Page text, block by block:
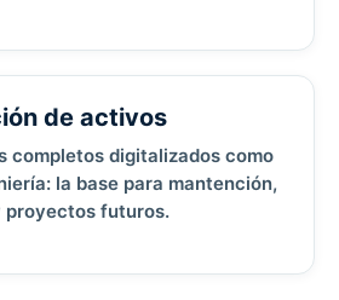
de activos
completos digitalizados como
la base para mantención,
proyectos futuros.